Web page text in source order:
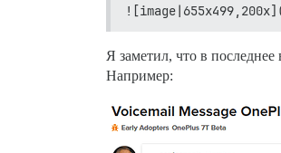
Я заметил, что в
Например: